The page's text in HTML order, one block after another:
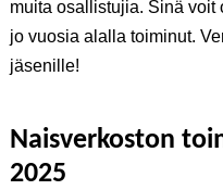
muita osallistujia. Sinä
jo vuosia alalla toiminut.
jäsenille!
Naisverkoston
2025